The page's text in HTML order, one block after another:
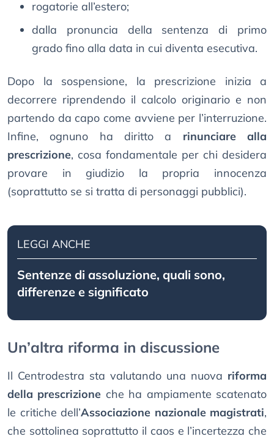
rogatorie all’estero;
dalla pronuncia della sentenza di primo
grado fino alla data in cui diventa esecutiva.
Dopo la sospensione, la prescrizione inizia a
decorrere riprendendo il calcolo originario e non
partendo da capo come avviene per l’interruzione.
Infine, ognuno ha diritto a rinunciare alla
prescrizione, cosa fondamentale per chi desidera
provare in giudizio la propria innocenza
(soprattutto se si tratta di personaggi pubblici).
LEGGI ANCHE
Sentenze di assoluzione, quali sono,
differenze e significato
Un’altra riforma in discussione
Il Centrodestra sta valutando una nuova riforma
della prescrizione che ha ampiamente scatenato
le critiche dell’Associazione nazionale magistrati,
che sottolinea soprattutto il caos e l’incertezza che